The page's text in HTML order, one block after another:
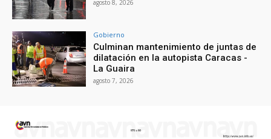
agosto 8, 2026
Gobierno
Culminan mantenimiento de juntas de
dilatación en la autopista Caracas -
La Guaira
agosto 7, 2026